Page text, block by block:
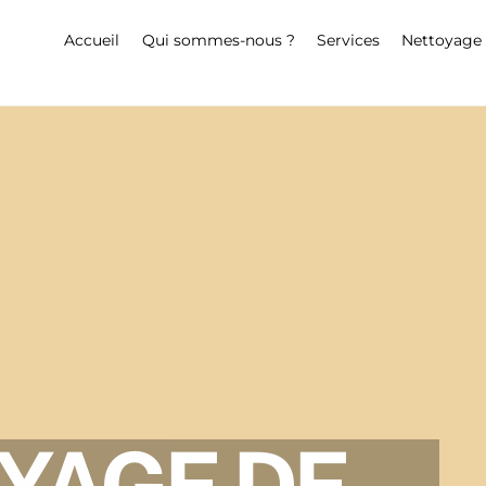
Accueil Qui sommes-nous ? Services Nettoyage